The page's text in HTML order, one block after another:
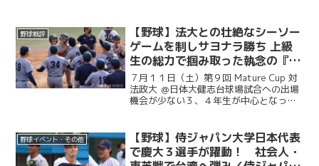
の皆様から、現役選手たちへ温かい祝福
のメッセージをお寄せい...
野球戦評
【野球】法大との壮絶なシーソー
ゲームを制しサヨナラ勝ち 上級
生の総力で掴み取った執念の『一
勝』／第９回MatureCup・法大
戦
７月１１日（土）第９回 Mature Cup 対
法政大 ＠日体大健志台球場試合への出場
機会が少ない３、４年生が中心となって
に２度追い付く粘りを見せると、１点ビ...
野球イベント・その他
【野球】侍ジャパン大学日本代表
で慶大３選手が躍動！ 社会人・